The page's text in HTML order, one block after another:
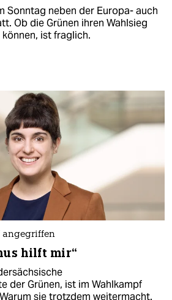
Sonntag neben der Europa- auch
Ob die Grünen ihren Wahlsieg
ist fraglich.
angegriffen
hilft mir“
der Grünen, ist im Wahlkampf
sie trotzdem weitermacht.